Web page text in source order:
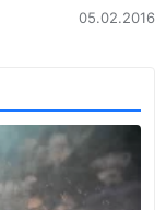
05.02.2016